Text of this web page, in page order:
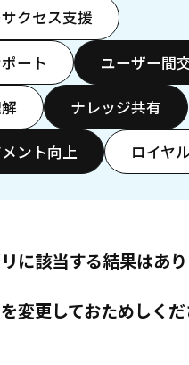
クセス支援
ート ユーザー間
ナレッジ共有
ント向上 ロイヤ
に該当する結果はあ
変更しておためしくだ